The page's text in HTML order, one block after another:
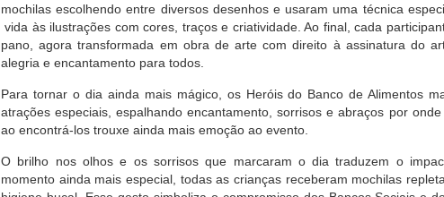
mochilas escolhendo entre diversos desenhos e usaram uma técnica
vida às ilustrações com cores, traços e criatividade. Ao final, cada
pano, agora transformada em obra de arte com direito à assinatura do
alegria e encantamento para todos.
Para tornar o dia ainda mais mágico, os Heróis do Banco de Alimentos
atrações especiais, espalhando encantamento, sorrisos e abraços por
ao encontrá-los trouxe ainda mais emoção ao evento.
O brilho nos olhos e os sorrisos que marcaram o dia traduzem o
momento ainda mais especial, todas as crianças receberam mochilas